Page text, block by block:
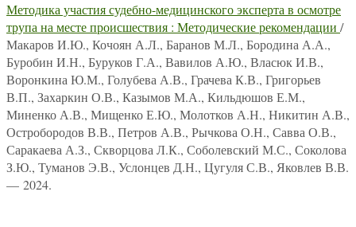
Методика участия судебно-медицинского эксперта в осмотре
трупа на месте происшествия : Методические рекомендации /
Макаров И.Ю., Кочоян А.Л., Баранов М.Л., Бородина А.А.,
Буробин И.Н., Буруков Г.А., Вавилов А.Ю., Власюк И.В.,
Воронкина Ю.М., Голубева А.В., Грачева К.В., Григорьев
В.П., Захаркин О.В., Казымов М.А., Кильдюшов Е.М.,
Миненко А.В., Мищенко Е.Ю., Молотков А.Н., Никитин А.В.,
Остробородов В.В., Петров А.В., Рычкова О.Н., Савва О.В.,
Саракаева А.З., Скворцова Л.К., Соболевский М.С., Соколова
З.Ю., Туманов Э.В., Услонцев Д.Н., Цугуля С.В., Яковлев В.В.
— 2024.